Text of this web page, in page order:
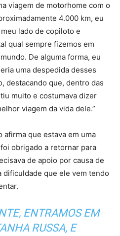
viagem de motorhome com o
4.000 km, eu
lado de copiloto e
qual sempre fizemos em
De alguma forma, eu
uma despedida desses
destacando que, dentro das
muito e costumava dizer
viagem da vida dele.”
afirma que estava em uma
obrigado a retornar para
de apoio por causa de
dificuldade que ele vem tendo
ENTRAMOS EM
RUSSA, E